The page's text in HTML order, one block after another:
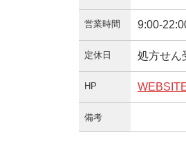
営業時間 9:00-
定休日 処方せ
HP
備考